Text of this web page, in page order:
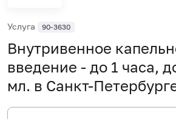
Услуга 90-3630
Внутривенное
введение - до 1 часа,
мл. в Санкт-